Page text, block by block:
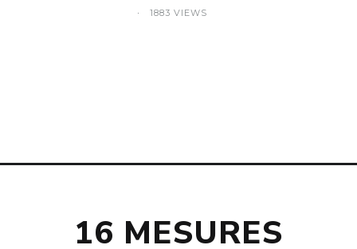
1883 VIEWS
16 MESURES